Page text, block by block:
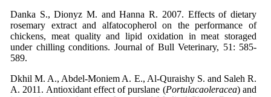
Danka S., Dionyz M. and Hanna R. 2007. Effects of dietary
rosemary extract and alfatocopherol on the performance of
chickens, meat quality and lipid oxidation in meat storaged
under chilling conditions. Journal of Bull Veterinary, 51: 585-
589.
Dkhil M. A., Abdel-Moniem A. E., Al-Quraishy S. and Saleh R.
A. 2011. Antioxidant effect of purslane (Portulacaoleracea) and